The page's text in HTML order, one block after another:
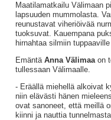
Maatilamatkailu Välimaan
lapsuuden mummolasta.
reunustavat viheriöivää
tuoksuvat. Kauempana
hirnahtaa silmiin
Emäntä Anna Välimaaon
tullessaan Välimaalle.
- Eräällä miehellä alkoivat
niin elävästi hänen
ovat sanoneet, että meillä
kiinni ja nauttia